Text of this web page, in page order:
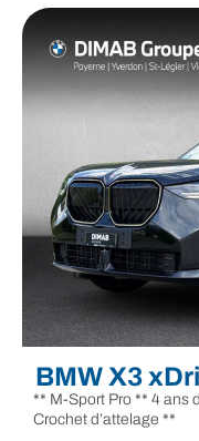
BMW X3
** M-Sport Pro ** 4 ans
Crochet d’attelage **